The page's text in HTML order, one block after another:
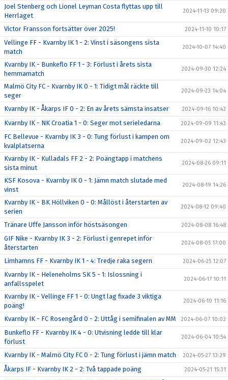
Joel Stenberg och Lionel Leyman Costa flyttas upp till
Herrlaget
2024-11-13 09:20
Victor Fransson fortsätter över 2025! 2024-11-10 10:17
Vellinge FF - Kvarnby IK 1 - 2: Vinst i säsongens sista
match
2024-10-07 14:40
Kvarnby IK - Bunkeflo FF 1 - 3: Förlust i årets sista
hemmamatch
2024-09-30 12:24
Malmö City FC - Kvarnby IK 0 - 1: Tidigt mål räckte till
seger
2024-09-23 14:04
Kvarnby IK - Åkarps IF 0 - 2: En av årets sämsta insatser 2024-09-16 10:42
Kvarnby IK - NK Croatia 1 - 0: Seger mot serieledarna 2024-09-09 11:43
FC Bellevue - Kvarnby IK 3 - 0: Tung förlust i kampen om
kvalplatserna
2024-09-02 12:43
Kvarnby IK - Kulladals FF 2 - 2: Poängtapp i matchens
sista minut
2024-08-26 09:11
KSF Kosova - Kvarnby IK 0 - 1: Jämn match slutade med
vinst
2024-08-19 14:26
Kvarnby IK - BK Höllviken 0 - 0: Mållöst i återstarten av
serien
2024-08-12 09:40
Tränare Uffe Jansson inför höstsäsongen 2024-08-08 16:48
GIF Nike - Kvarnby IK 3 - 2: Förlust i genrepet inför
återstarten
2024-08-05 17:00
Limhamns FF - Kvarnby IK 1 - 4: Tredje raka segern 2024-06-25 12:07
Kvarnby IK - Heleneholms SK 5 - 1: Islossning i
anfallsspelet
2024-06-17 10:11
Kvarnby IK - Vellinge FF 1 - 0: Ungt lag fixade 3 viktiga
poäng!
2024-06-10 11:16
Kvarnby IK - FC Rosengård 0 - 2: Uttåg i semifinalen av MM 2024-06-07 10:02
Bunkeflo FF - Kvarnby IK 4 - 0: Utvisning ledde till klar
förlust
2024-06-04 10:54
Kvarnby IK - Malmö City FC 0 - 2: Tung förlust i jämn match 2024-05-27 13:29
Åkarps IF - Kvarnby IK 2 - 2: Två tappade poäng 2024-05-21 15:31